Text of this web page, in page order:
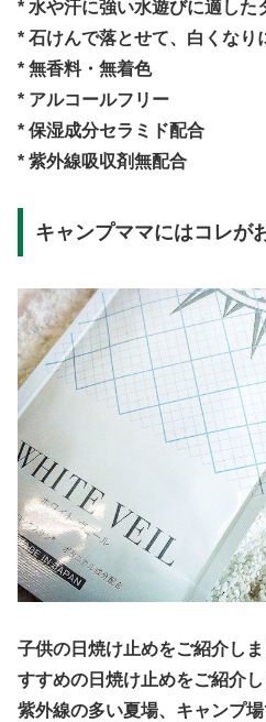
* 水や汗に強い水遊びに適した
* 石けんで落とせて、白くなり
* 無香料・無着色
* アルコールフリー
* 保湿成分セラミド配合
* 紫外線吸収剤無配合
キャンプママにはコレが
子供の日焼け止めをご紹介し
すすめの日焼け止めをご紹介し
紫外線の多い夏場、キャンプ